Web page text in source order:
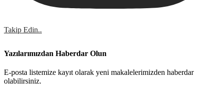
Takip Edin..
Yazılarımızdan Haberdar Olun
E-posta listemize kayıt olarak yeni makalelerimizden haberdar
olabilirsiniz.